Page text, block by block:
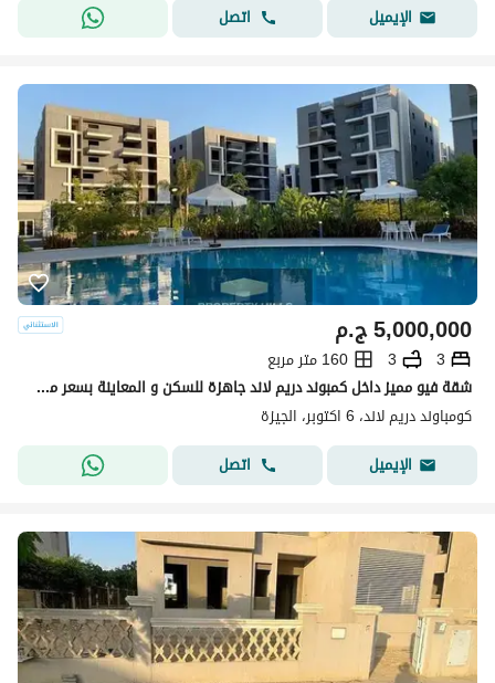
الإيميل
اتصل
ج.م5,000,000
3
3
160 متر مربع
شقة فيو مميز داخل كمبوند دريم لاند جاهزة للسكن و المعاينة بسعر مش موجود في الماركت
كومباوند دريم لاند، 6 اكتوبر، الجيزة
الإيميل
اتصل